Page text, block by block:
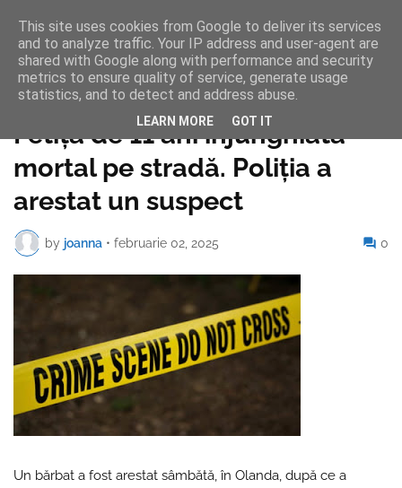
Pagina de pornire
Fetiţă de 11 ani înjunghiată
mortal pe stradă. Poliția a
arestat un suspect
by joanna • februarie 02, 2025 0
Un bărbat a fost arestat sâmbătă, în Olanda, după ce a
This site uses cookies from Google to deliver its services
and to analyze traffic. Your IP address and user-agent are
shared with Google along with performance and security
metrics to ensure quality of service, generate usage
statistics, and to detect and address abuse.
LEARN MORE GOT IT